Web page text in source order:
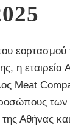
η
Meat
Αθήνας